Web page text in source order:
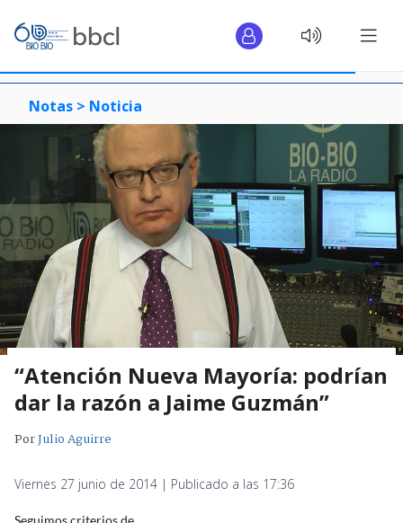
Notas > Noticia
“Atención Nueva Mayoría: podrían
dar la razón a Jaime Guzmán”
PorJulio Aguirre
Viernes 27 junio de 2014 | Publicado a las 17:36
Seguimos criterios de